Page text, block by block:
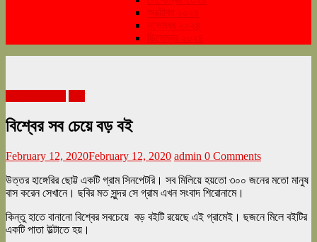
অক্টোবর ২০২৪
নভেম্বর ২০২৪
ডিসেম্বর ২০২৪
বিশ্বের সব চেয়ে বড় বই
February 12, 2020February 12, 2020 admin 0 Comments
উত্তর হাঙ্গেরির ছোট্ট একটি গ্রাম সিনপেটরি। সব মিলিয়ে হয়তো ৩০০ জনের মতো মানুষ
বাস করেন সেখানে। ছবির মত সুন্দর সে গ্রাম এখন সংবাদ শিরোনামে।
কিন্তু হাতে বানানো বিশ্বের সবচেয়ে বড় বইটি রয়েছে এই গ্রামেই। ছজনে মিলে বইটির
একটি পাতা উল্টাতে হয়।